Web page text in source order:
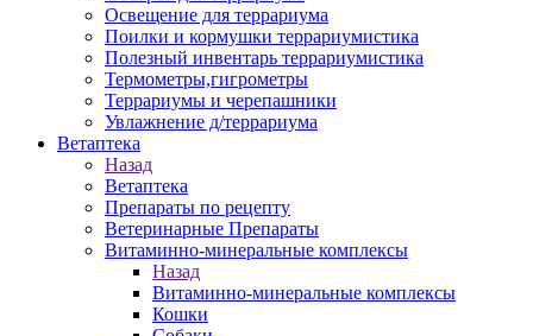
Освещение для террариума
Поилки и кормушки террариумистика
Полезный инвентарь террариумистика
Термометры,гигрометры
Террариумы и черепашники
Увлажнение д/террариума
Ветаптека
Назад
Ветаптека
Препараты по рецепту
Ветеринарные Препараты
Витаминно-минеральные комплексы
Назад
Витаминно-минеральные комплексы
Кошки